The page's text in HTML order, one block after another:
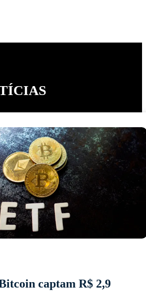
captam R$ 2,9